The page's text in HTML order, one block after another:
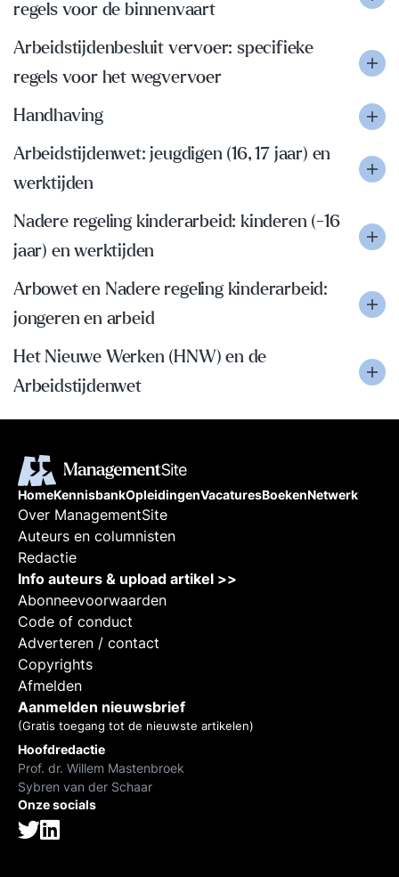
regels voor de binnenvaart
Arbeidstijdenbesluit vervoer: specifieke
regels voor het wegvervoer
Handhaving
Arbeidstijdenwet: jeugdigen (16, 17 jaar) en
werktijden
Nadere regeling kinderarbeid: kinderen (-16
jaar) en werktijden
Arbowet en Nadere regeling kinderarbeid:
jongeren en arbeid
Het Nieuwe Werken (HNW) en de
Arbeidstijdenwet
HomeKennisbankOpleidingenVacaturesBoekenNetwerk
Over ManagementSite
Auteurs en columnisten
Redactie
Info auteurs & upload artikel >>
Abonneevoorwaarden
Code of conduct
Adverteren / contact
Copyrights
Afmelden
Aanmelden nieuwsbrief
(Gratis toegang tot de nieuwste artikelen)
Hoofdredactie
Prof. dr. Willem Mastenbroek
Sybren van der Schaar
Onze socials